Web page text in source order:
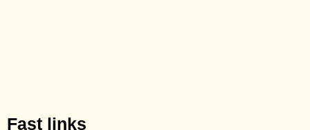
Fast links